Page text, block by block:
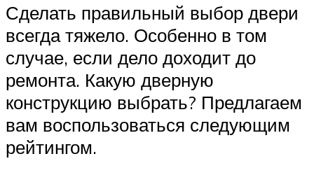
Сделать правильный выбор двери
всегда тяжело. Особенно в том
случае, если дело доходит до
ремонта. Какую дверную
конструкцию выбрать? Предлагаем
вам воспользоваться следующим
рейтингом.